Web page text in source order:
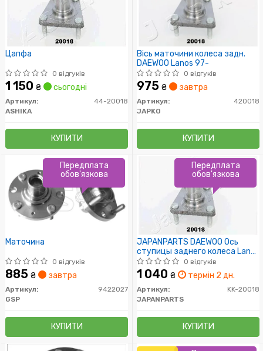
Цапфа
0 відгуків
1 150 ₴ сьогодні
Артикул:
44-20018
ASHIKA
КУПИТИ
Вісь маточини колеса задн.
DAEWOO Lanos 97-
0 відгуків
975 ₴ завтра
Артикул:
420018
JAPKO
КУПИТИ
Маточина
0 відгуків
885 ₴ завтра
Артикул:
9422027
GSP
КУПИТИ
Передплата
обов'язкова
JAPANPARTS DAEWOO Ось
ступицы заднего колеса Lanos
(без ABS)
0 відгуків
1 040 ₴ термін 2 дн.
Артикул:
KK-20018
JAPANPARTS
КУПИТИ
Передплата
обов'язкова